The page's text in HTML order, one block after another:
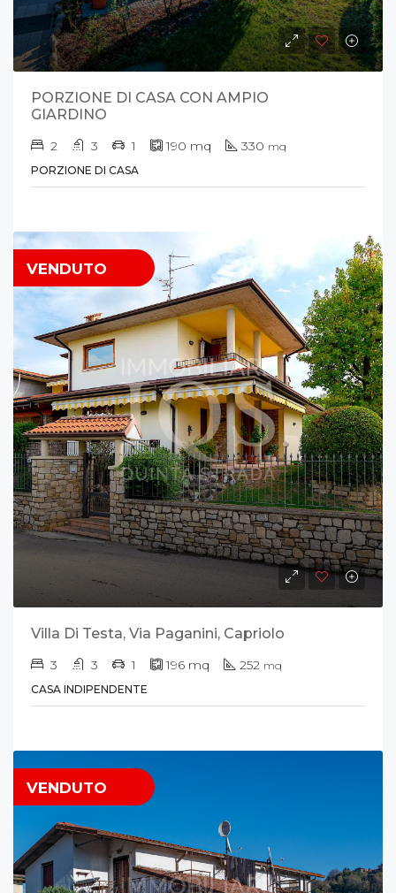
PORZIONE DI CASA CON AMPIO
GIARDINO
2 3 1 190 mq 330 mq
PORZIONE DI CASA
VENDUTO
Villa Di Testa, Via Paganini, Capriolo
3 3 1 196 mq 252 mq
CASA INDIPENDENTE
VENDUTO